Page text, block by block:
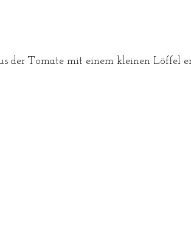
der Tomate mit einem kleinen Löffel